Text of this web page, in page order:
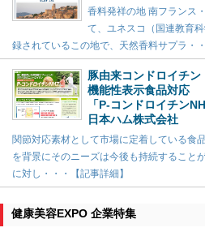
香料発祥の地 南フランス
て、ユネスコ（国連教育
録されているこの地で、天然香料サプラ・
豚由来コンドロイチン
機能性表示食品対応
「P-コンドロイチン
日本ハム株式会社
関節対応素材として市場に定着している食
を背景にそのニーズは今後も持続すること
に対し・・・【記事詳細】
健康美容EXPO 企業特集